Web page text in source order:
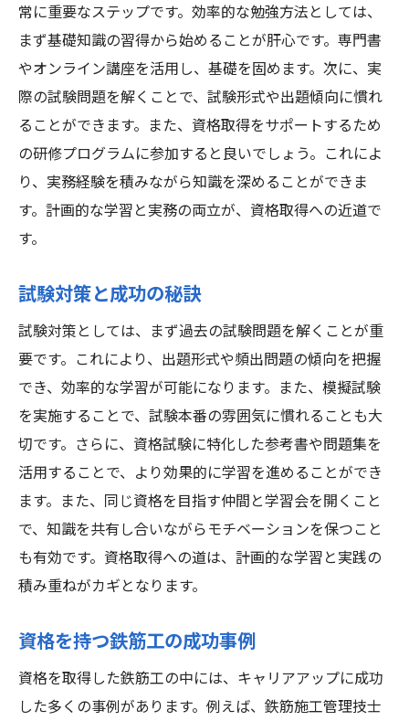
常に重要なステップです。効率的な勉強方法としては、
まず基礎知識の習得から始めることが肝心です。専門書
やオンライン講座を活用し、基礎を固めます。次に、実
際の試験問題を解くことで、試験形式や出題傾向に慣れ
ることができます。また、資格取得をサポートするため
の研修プログラムに参加すると良いでしょう。これによ
り、実務経験を積みながら知識を深めることができま
す。計画的な学習と実務の両立が、資格取得への近道で
す。
試験対策と成功の秘訣
試験対策としては、まず過去の試験問題を解くことが重
要です。これにより、出題形式や頻出問題の傾向を把握
でき、効率的な学習が可能になります。また、模擬試験
を実施することで、試験本番の雰囲気に慣れることも大
切です。さらに、資格試験に特化した参考書や問題集を
活用することで、より効果的に学習を進めることができ
ます。また、同じ資格を目指す仲間と学習会を開くこと
で、知識を共有し合いながらモチベーションを保つこと
も有効です。資格取得への道は、計画的な学習と実践の
積み重ねがカギとなります。
資格を持つ鉄筋工の成功事例
資格を取得した鉄筋工の中には、キャリアアップに成功
した多くの事例があります。例えば、鉄筋施工管理技士